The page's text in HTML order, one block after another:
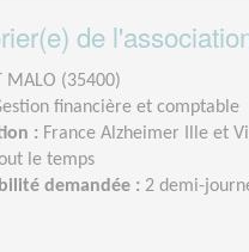
de
MALO (35400)
financière et comptable
: France Alzheimer Ille et
le temps
demandée : 2 demi-